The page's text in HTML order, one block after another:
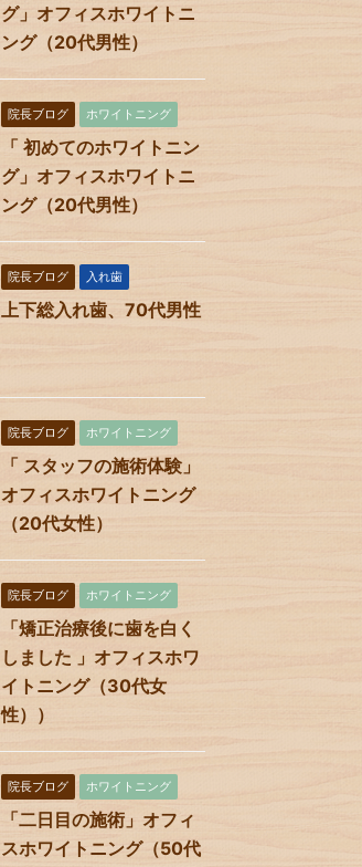
グ」オフィスホワイトニ
ング（20代男性）
院長ブログ ホワイトニング
「 初めてのホワイトニン
グ」オフィスホワイトニ
ング（20代男性）
院長ブログ 入れ歯
上下総入れ歯、70代男性
院長ブログ ホワイトニング
「 スタッフの施術体験」
オフィスホワイトニング
（20代女性）
院長ブログ ホワイトニング
「矯正治療後に歯を白く
しました 」オフィスホワ
イトニング（30代女
性））
院長ブログ ホワイトニング
「二日目の施術」オフィ
スホワイトニング（50代